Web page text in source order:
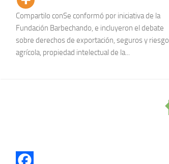
Compartilo conSe conformó por iniciativa de la
Fundación Barbechando, e incluyeron el debate
sobre derechos de exportación, seguros y riesgo
agrícola, propiedad intelectual de la...